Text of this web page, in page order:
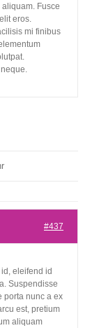
Fusce
eros.
mi finibus
#437
eleifend id
Suspendisse
porta nunc a ex
est, pretium
aliquam